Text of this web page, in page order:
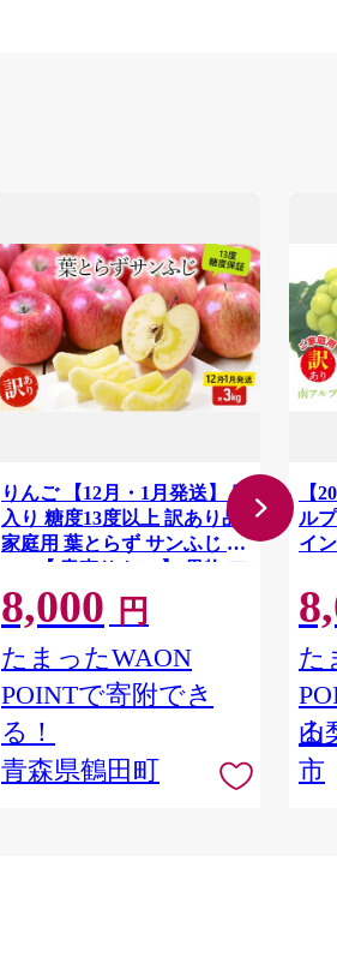
りんご 【12月・1月発送】 蜜
入り 糖度13度以上 訳あり品
家庭用 葉とらず サンふじ 約
3kg 【 青森りんご 】 果物 フ
ルーツ 産地直送 糖度測定 褐
変 チェック 贈り物 年末 挨拶
8,000 円
たまったWAON
POINTで寄附でき
る！
青森県鶴田町
【
ル
イ
た
る
山
市